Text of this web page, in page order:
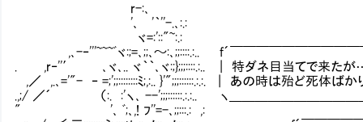
r-:､
'､ '｀''-.､:.:
ヾ=:'::"~:.:
,､-‐'''~~~ﾞヾ:;=､;;､～:､;;::::.:.. f´￣￣￣￣￣￣￣￣￣￣
. ,r‐''′ ､ヾ､.. ヾ｀｀､ヾ:;};;;::::.:.. | 特ダネ目当
,／ ,.､='"- ‐ =;';;::::::::ﾐ;,:.. }'";;;::::::.:.:. | あの時は殆ど死体ば
.,;/ ／´ （:. :'ヽ､ --';;;::::::.:.:.. ヽ＿＿＿＿＿＿＿＿＿＿
" '､ ﾞ;､,! ﾌ''=-､;;:::.: ,: